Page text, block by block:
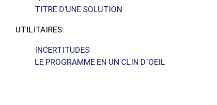
TITRE D'UNE SOLUTION
UTILITAIRES:
INCERTITUDES
LE PROGRAMME EN UN CLIN D´OEIL